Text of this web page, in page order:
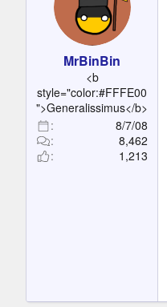
MrBinBin
<b
style="color:#FFFE00
">Generalissimus</b>
8/7/08
8,462
1,213